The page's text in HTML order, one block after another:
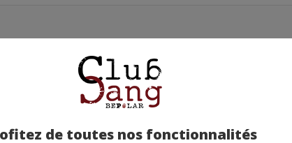
de toutes nos fonctionnalités
rêvait d’horizon - Benoît Sokal
en plein milieu de nulle part - entre
Le facteur sonne